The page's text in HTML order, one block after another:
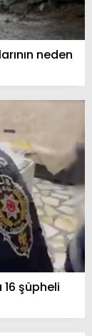
neden
şüpheli